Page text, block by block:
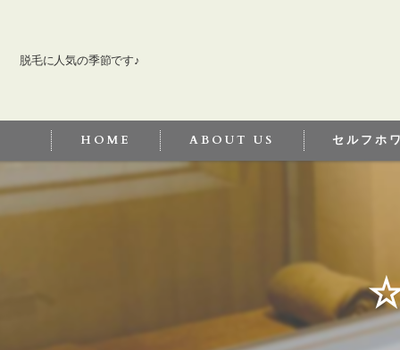
脱毛に人気の季節です♪
HOME ABOUT US セルフホ